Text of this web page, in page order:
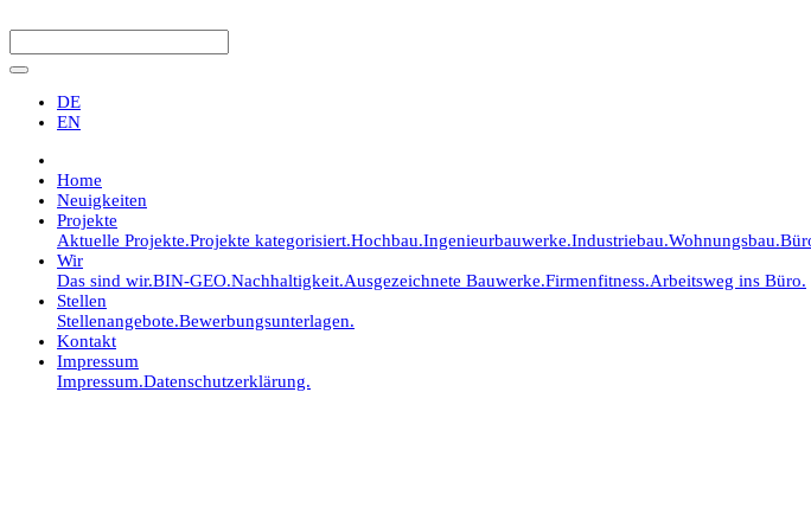
DE
EN
Home
Neuigkeiten
Projekte
Aktuelle Projekte.Projekte kategorisiert.Hochbau.Ingenieurbauwerke.Industriebau.Wohnungsbau.
Wir
Das sind wir.BIN-GEO.Nachhaltigkeit.Ausgezeichnete Bauwerke.Firmenfitness.Arbeitsweg ins Büro.
Stellen
Stellenangebote.Bewerbungsunterlagen.
Kontakt
Impressum
Impressum.Datenschutzerklärung.